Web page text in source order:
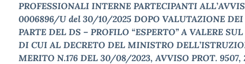
PROFESSIONALI INTERNE PARTECIPANTI
0006896/U del 30/10/2025 DOPO VALUTAZIONE DEI
PARTE DEL DS – PROFILO “ESPERTO” A VALERE
DI CUI AL DECRETO DEL MINISTRO
MERITO N.176 DEL 30/08/2023, AVVISO PROT.